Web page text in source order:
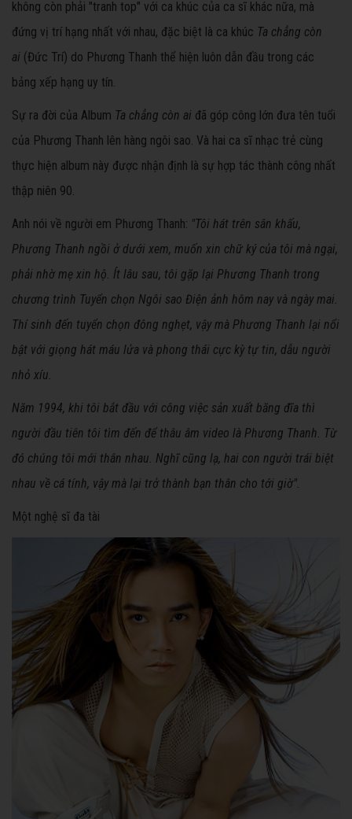
không còn phải "tranh top" với ca khúc của ca sĩ khác nữa, mà
đứng vị trí hạng nhất với nhau, đặc biệt là ca khúc Ta chẳng còn
ai (Đức Trí) do Phương Thanh thể hiện luôn dẫn đầu trong các
bảng xếp hạng uy tín.
Sự ra đời của Album Ta chẳng còn ai đã góp công lớn đưa tên tuổi
của Phương Thanh lên hàng ngôi sao. Và hai ca sĩ nhạc trẻ cùng
thực hiện album này được nhận định là sự hợp tác thành công nhất
thập niên 90.
Anh nói về người em Phương Thanh: "Tôi hát trên sân khấu,
Phương Thanh ngồi ở dưới xem, muốn xin chữ ký của tôi mà ngại,
phải nhờ mẹ xin hộ. Ít lâu sau, tôi gặp lại Phương Thanh trong
chương trình Tuyển chọn Ngôi sao Điện ảnh hôm nay và ngày mai.
Thí sinh đến tuyển chọn đông nghẹt, vậy mà Phương Thanh lại nổi
bật với giọng hát máu lửa và phong thái cực kỳ tự tin, dẫu người
nhỏ xíu.
Năm 1994, khi tôi bắt đầu với công việc sản xuất băng đĩa thì
người đầu tiên tôi tìm đến để thâu âm video là Phương Thanh. Từ
đó chúng tôi mới thân nhau. Nghĩ cũng lạ, hai con người trái biệt
nhau về cá tính, vậy mà lại trở thành bạn thân cho tới giờ".
Một nghệ sĩ đa tài